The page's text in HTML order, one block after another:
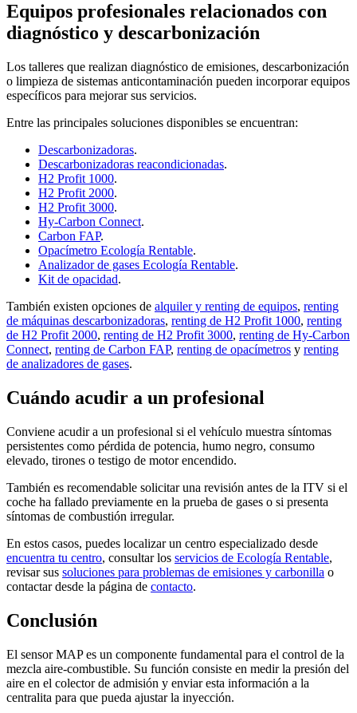
Equipos profesionales relacionados con
diagnóstico y descarbonización
Los talleres que realizan diagnóstico de emisiones, descarbonización
o limpieza de sistemas anticontaminación pueden incorporar equipos
específicos para mejorar sus servicios.
Entre las principales soluciones disponibles se encuentran:
Descarbonizadoras.
Descarbonizadoras reacondicionadas.
H2 Profit 1000.
H2 Profit 2000.
H2 Profit 3000.
Hy-Carbon Connect.
Carbon FAP.
Opacímetro Ecología Rentable.
Analizador de gases Ecología Rentable.
Kit de opacidad.
También existen opciones de alquiler y renting de equipos, renting
de máquinas descarbonizadoras, renting de H2 Profit 1000, renting
de H2 Profit 2000, renting de H2 Profit 3000, renting de Hy-Carbon
Connect, renting de Carbon FAP, renting de opacímetros y renting
de analizadores de gases.
Cuándo acudir a un profesional
Conviene acudir a un profesional si el vehículo muestra síntomas
persistentes como pérdida de potencia, humo negro, consumo
elevado, tirones o testigo de motor encendido.
También es recomendable solicitar una revisión antes de la ITV si el
coche ha fallado previamente en la prueba de gases o si presenta
síntomas de combustión irregular.
En estos casos, puedes localizar un centro especializado desde
encuentra tu centro, consultar los servicios de Ecología Rentable,
revisar sus soluciones para problemas de emisiones y carbonilla o
contactar desde la página de contacto.
Conclusión
El sensor MAP es un componente fundamental para el control de la
mezcla aire-combustible. Su función consiste en medir la presión del
aire en el colector de admisión y enviar esta información a la
centralita para que pueda ajustar la inyección.